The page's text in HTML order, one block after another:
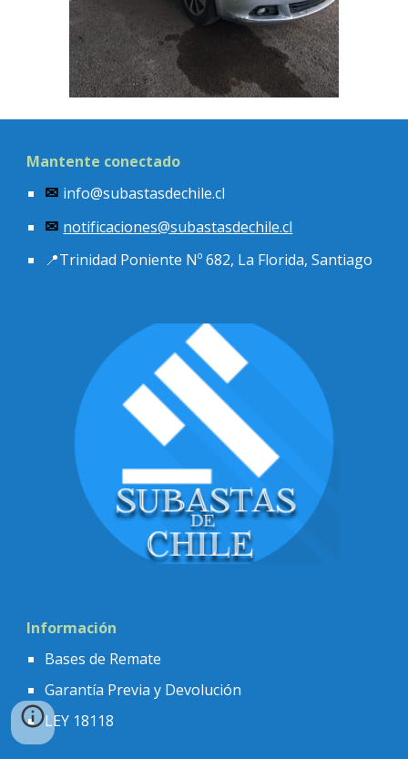
Mantente conectado
✉ info@subastasdechile.cl
✉ notificaciones@subastasdechile.cl
📍Trinidad Poniente Nº 682, La Florida, Santiago
Información
Bases de Remate
Garantía Previa y Devolución
LEY 18118